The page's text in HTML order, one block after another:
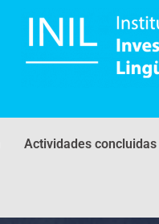
Actividades concluidas